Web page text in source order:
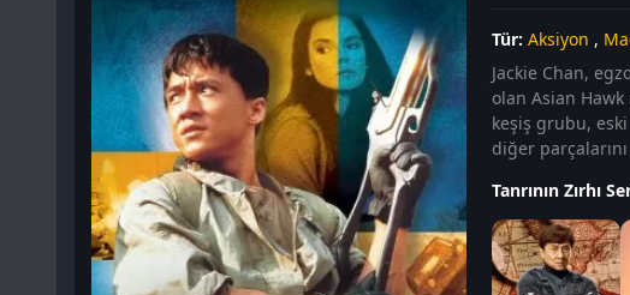
Tür: Aksiyon ,
Jackie Chan,
olan Asian
keşiş grubu, eski
diğer
Tanrının Zırhı